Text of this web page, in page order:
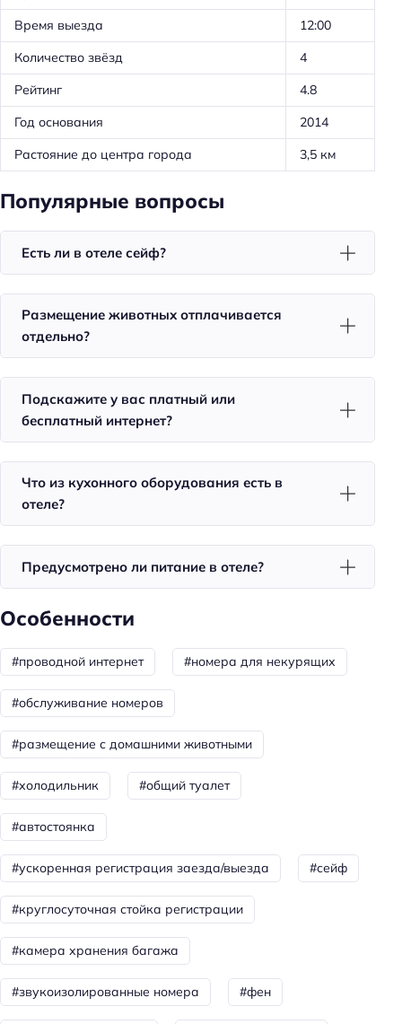
Оборудование для кухни: микроволновка
Оборудование для кухни: плита
Тип сейфа: в номере
Тип сейфа: у администратора
Удобства в номерах
Кухня/кухонный уголок в номере
Стиральная машина
Кондиционер в номере
Номера для некурящих
Номера для курящих
Тапочки
Телевизор в номере
Холодильник
Фен
Номера со звукоизоляцией
Спорт и развлечения
Терраса
Площадка для пикника
Бизнес-услуги
Оснащение бизнес-центра: ксерокопирование
Общая информация
Отопление
Круглосуточная регистрация
Номеров: 12
Дата постройки: 2014
Сад
Цена номера (ночь): 1000–3500 ₽/ночь
Доступность
Доступность входа на инвалидной коляске:
недоступно
Время выезда
12:00
Количество звёзд
4
Рейтинг
4.8
Год основания
2014
Растояние до центра города
3,5 км
Популярные вопросы
Есть ли в отеле сейф?
Размещение животных отплачивается
отдельно?
Подскажите у вас платный или
бесплатный интернет?
Что из кухонного оборудования есть в
отеле?
Предусмотрено ли питание в отеле?
Особенности
#проводной интернет #номера для некурящих
#обслуживание номеров
#размещение с домашними животными
#холодильник #общий туалет
#автостоянка
#ускоренная регистрация заезда/выезда #сейф
#круглосуточная стойка регистрации
#камера хранения багажа
#звукоизолированные номера #фен